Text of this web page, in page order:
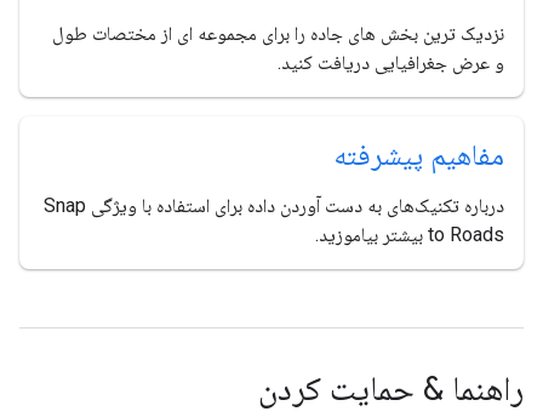
نزدیک ترین بخش های جاده را برای مجموعه ای از مختصات طول
و عرض جغرافیایی دریافت کنید.
مفاهیم پیشرفته
درباره تکنیک‌های به دست آوردن داده برای استفاده با ویژگی Snap
to Roads بیشتر بیاموزید.
راهنما & حمایت کردن